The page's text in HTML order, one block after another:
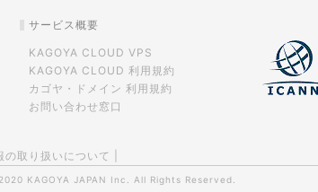
サービス概要
KAGOYA CLOUD VPS
KAGOYA CLOUD 利用規約
カゴヤ・ドメイン 利用規約
お問い合わせ窓口
の取り扱いについて
KAGOYA JAPAN Inc. All Rights Reserved.